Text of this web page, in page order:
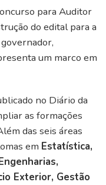
para Auditor
do edital para a
um marco em
no Diário da
as formações
das seis áreas
em Estatística,
Exterior, Gestão